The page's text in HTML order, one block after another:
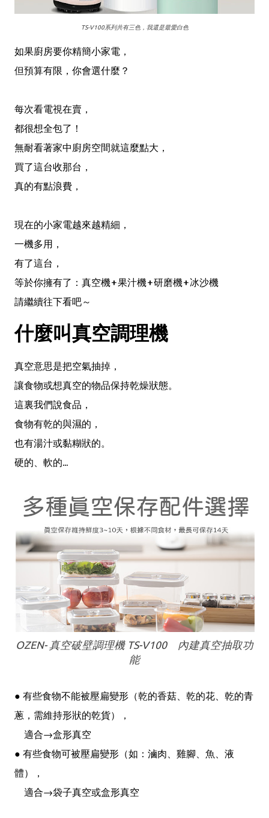
TS-V100系列共有三色，我還是最愛白色
如果廚房要你精簡小家電，
但預算有限，你會選什麼？
每次看電視在賣，
都很想全包了！
無耐看著家中廚房空間就這麼點大，
買了這台收那台，
真的有點浪費，
現在的小家電越來越精細，
一機多用，
有了這台，
等於你擁有了：真空機+果汁機+研磨機+冰沙機
請繼續往下看吧～
什麼叫真空調理機
真空意思是把空氣抽掉，
讓食物或想真空的物品保持乾燥狀態。
這裏我們說食品，
食物有乾的與濕的，
也有湯汁或黏糊狀的。
硬的、軟的...
OZEN- 真空破壁調理機 TS-V100 內建真空抽取功
能
● 有些食物不能被壓扁變形（乾的香菇、乾的花、乾的青
蔥，需維持形狀的乾貨），
適合→盒形真空
● 有些食物可被壓扁變形（如：滷肉、雞腳、魚、液
體），
適合→袋子真空或盒形真空